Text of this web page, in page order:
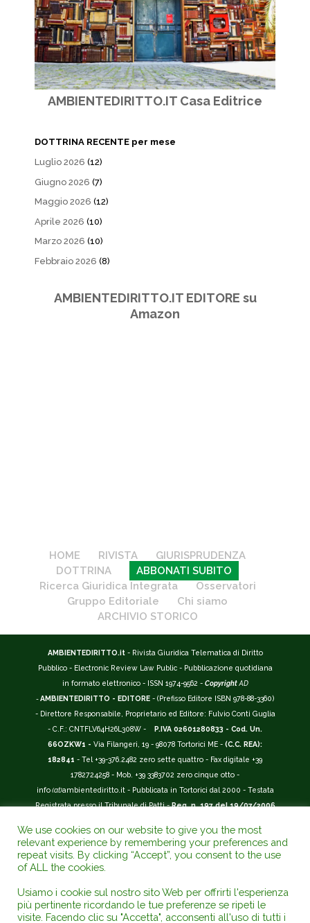
AMBIENTEDIRITTO.IT Casa Editrice
DOTTRINA RECENTE per mese
Luglio 2026 (12)
Giugno 2026 (7)
Maggio 2026 (12)
Aprile 2026 (10)
Marzo 2026 (10)
Febbraio 2026 (8)
AMBIENTEDIRITTO.IT EDITORE su
Amazon
HOME RIVISTA
GIURISPRUDENZA
DOTTRINA
ABBONATI SUBITO
Ricerca Giuridica Integrata
Osservatori
Gruppo Editoriale
Chi siamo
ARCHIVIO STORICO
AMBIENTEDIRITTO.it - Rivista Giuridica Telematica di Diritto
Pubblico - Electronic Review Law Public - Pubblicazione quotidiana
in formato elettronico - ISSN 1974-9562 - Copyright AD
-AMBIENTEDIRITTO - EDITORE - (Prefisso Editore ISBN 978-88-3360)
- Direttore Responsabile, Proprietario ed Editore: Fulvio Conti Guglia
- C.F.: CNTFLV64H26L308W -
P.IVA 02601280833 - Cod. Un.
66OZKW1 - Via Filangeri, 19 - 98078 Tortorici ME - (C.C. REA):
182841 - Tel +39-376.2482 zero sette quattro - Fax digitale +39
1782724258 - Mob. +39 3383702 zero cinque otto -
info(at)ambientediritto.it - Pubblicata in Tortorici dal 2000 - Testata
Registrata presso il Tribunale di Patti -Reg. n. 197 del 19/07/2006
__________
La Rivista Giuridica AMBIENTEDIRITTO.IT ISSN 1974-9562
riconosciuta ed inserita nell'Area 12 - (
Universitario e della Ricerca (D.P.R. n.76/2010). Valutazione della Qualità della
Ricerca (
); Autovalutazione, Valutazione periodica, Accreditamento ( AVA );
We use cookies on our website to give you the most
relevant experience by remembering your preferences and
repeat visits. By clicking “Accept”, you consent to the use
of ALL the cookies.
Usiamo i cookie sul nostro sito Web per offrirti l'esperienza
più pertinente ricordando le tue preferenze se ripeti le
visite. Facendo clic su "Accetta", acconsenti all'uso di tutti i